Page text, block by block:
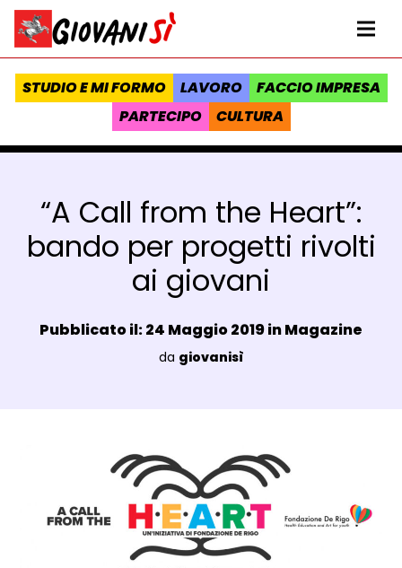
Vai al contenuto
Homepage Giovanisì - Progetto della Regione Toscana
STUDIO E MI FORMO LAVORO
FACCIO IMPRESA
PARTECIPO
CULTURA
“A Call from the Heart”:
bando per progetti rivolti
ai giovani
Data e ora:
Pubblicato il: 24 Maggio 2019 inMagazine
Luogo:
da giovanisì
Dettagli Post Magazine